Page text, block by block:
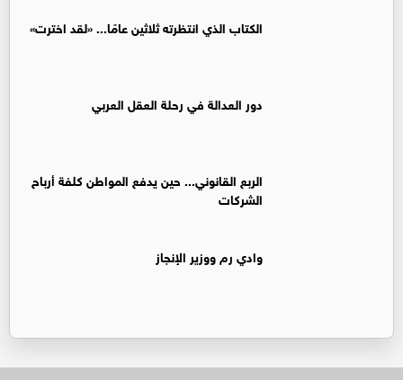
الكتاب الذي انتظرته ثلاثين عامًا... «لقد اخترت»
دور العدالة في رحلة العقل العربي
الربع القانوني... حين يدفع المواطن كلفة أرباح
الشركات
وادي رم ووزير الإنجاز